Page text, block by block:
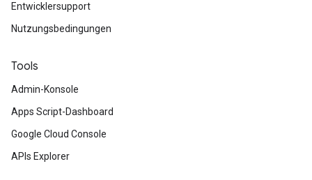
Entwicklersupport
Nutzungsbedingungen
Tools
Admin-Konsole
Apps Script-Dashboard
Google Cloud Console
APIs Explorer